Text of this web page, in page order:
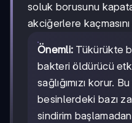
soluk borusunu
akciğerlere
Önemli: Tükürükte
bakteri öldürücü
sağlığımızı korur.
besinlerdeki bazı
sindirim